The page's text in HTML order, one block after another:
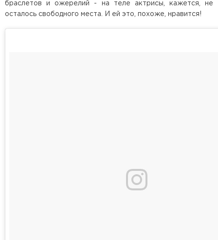
браслетов и ожерелий - на теле актрисы, кажется, не
осталось свободного места. И ей это, похоже, нравится!